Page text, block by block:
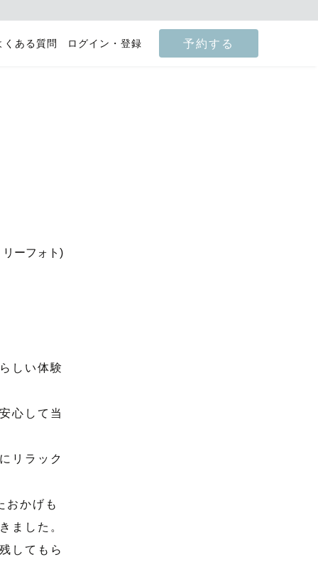
くある質問 ログイン・登録 予約する
しい体験
心して当
リラック
おかげも
ました。
してもら